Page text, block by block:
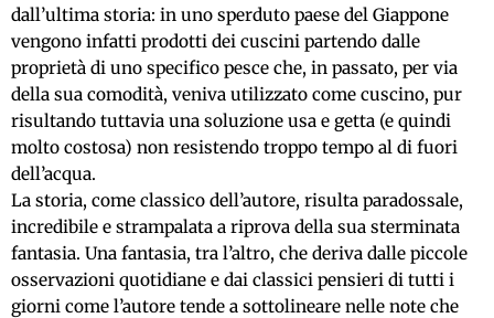
dall’ultima storia: in uno sperduto paese del Giappone
vengono infatti prodotti dei cuscini partendo dalle
proprietà di uno specifico pesce che, in passato, per via
della sua comodità, veniva utilizzato come cuscino, pur
risultando tuttavia una soluzione usa e getta (e quindi
molto costosa) non resistendo troppo tempo al di fuori
dell’acqua.
La storia, come classico dell’autore, risulta paradossale,
incredibile e strampalata a riprova della sua sterminata
fantasia. Una fantasia, tra l’altro, che deriva dalle piccole
osservazioni quotidiane e dai classici pensieri di tutti i
giorni come l’autore tende a sottolineare nelle note che